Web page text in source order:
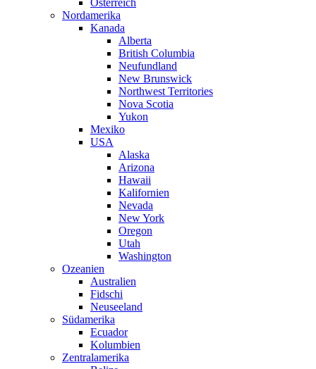
Österreich
Nordamerika
Kanada
Alberta
British Columbia
Neufundland
New Brunswick
Northwest Territories
Nova Scotia
Yukon
Mexiko
USA
Alaska
Arizona
Hawaii
Kalifornien
Nevada
New York
Oregon
Utah
Washington
Ozeanien
Australien
Fidschi
Neuseeland
Südamerika
Ecuador
Kolumbien
Zentralamerika